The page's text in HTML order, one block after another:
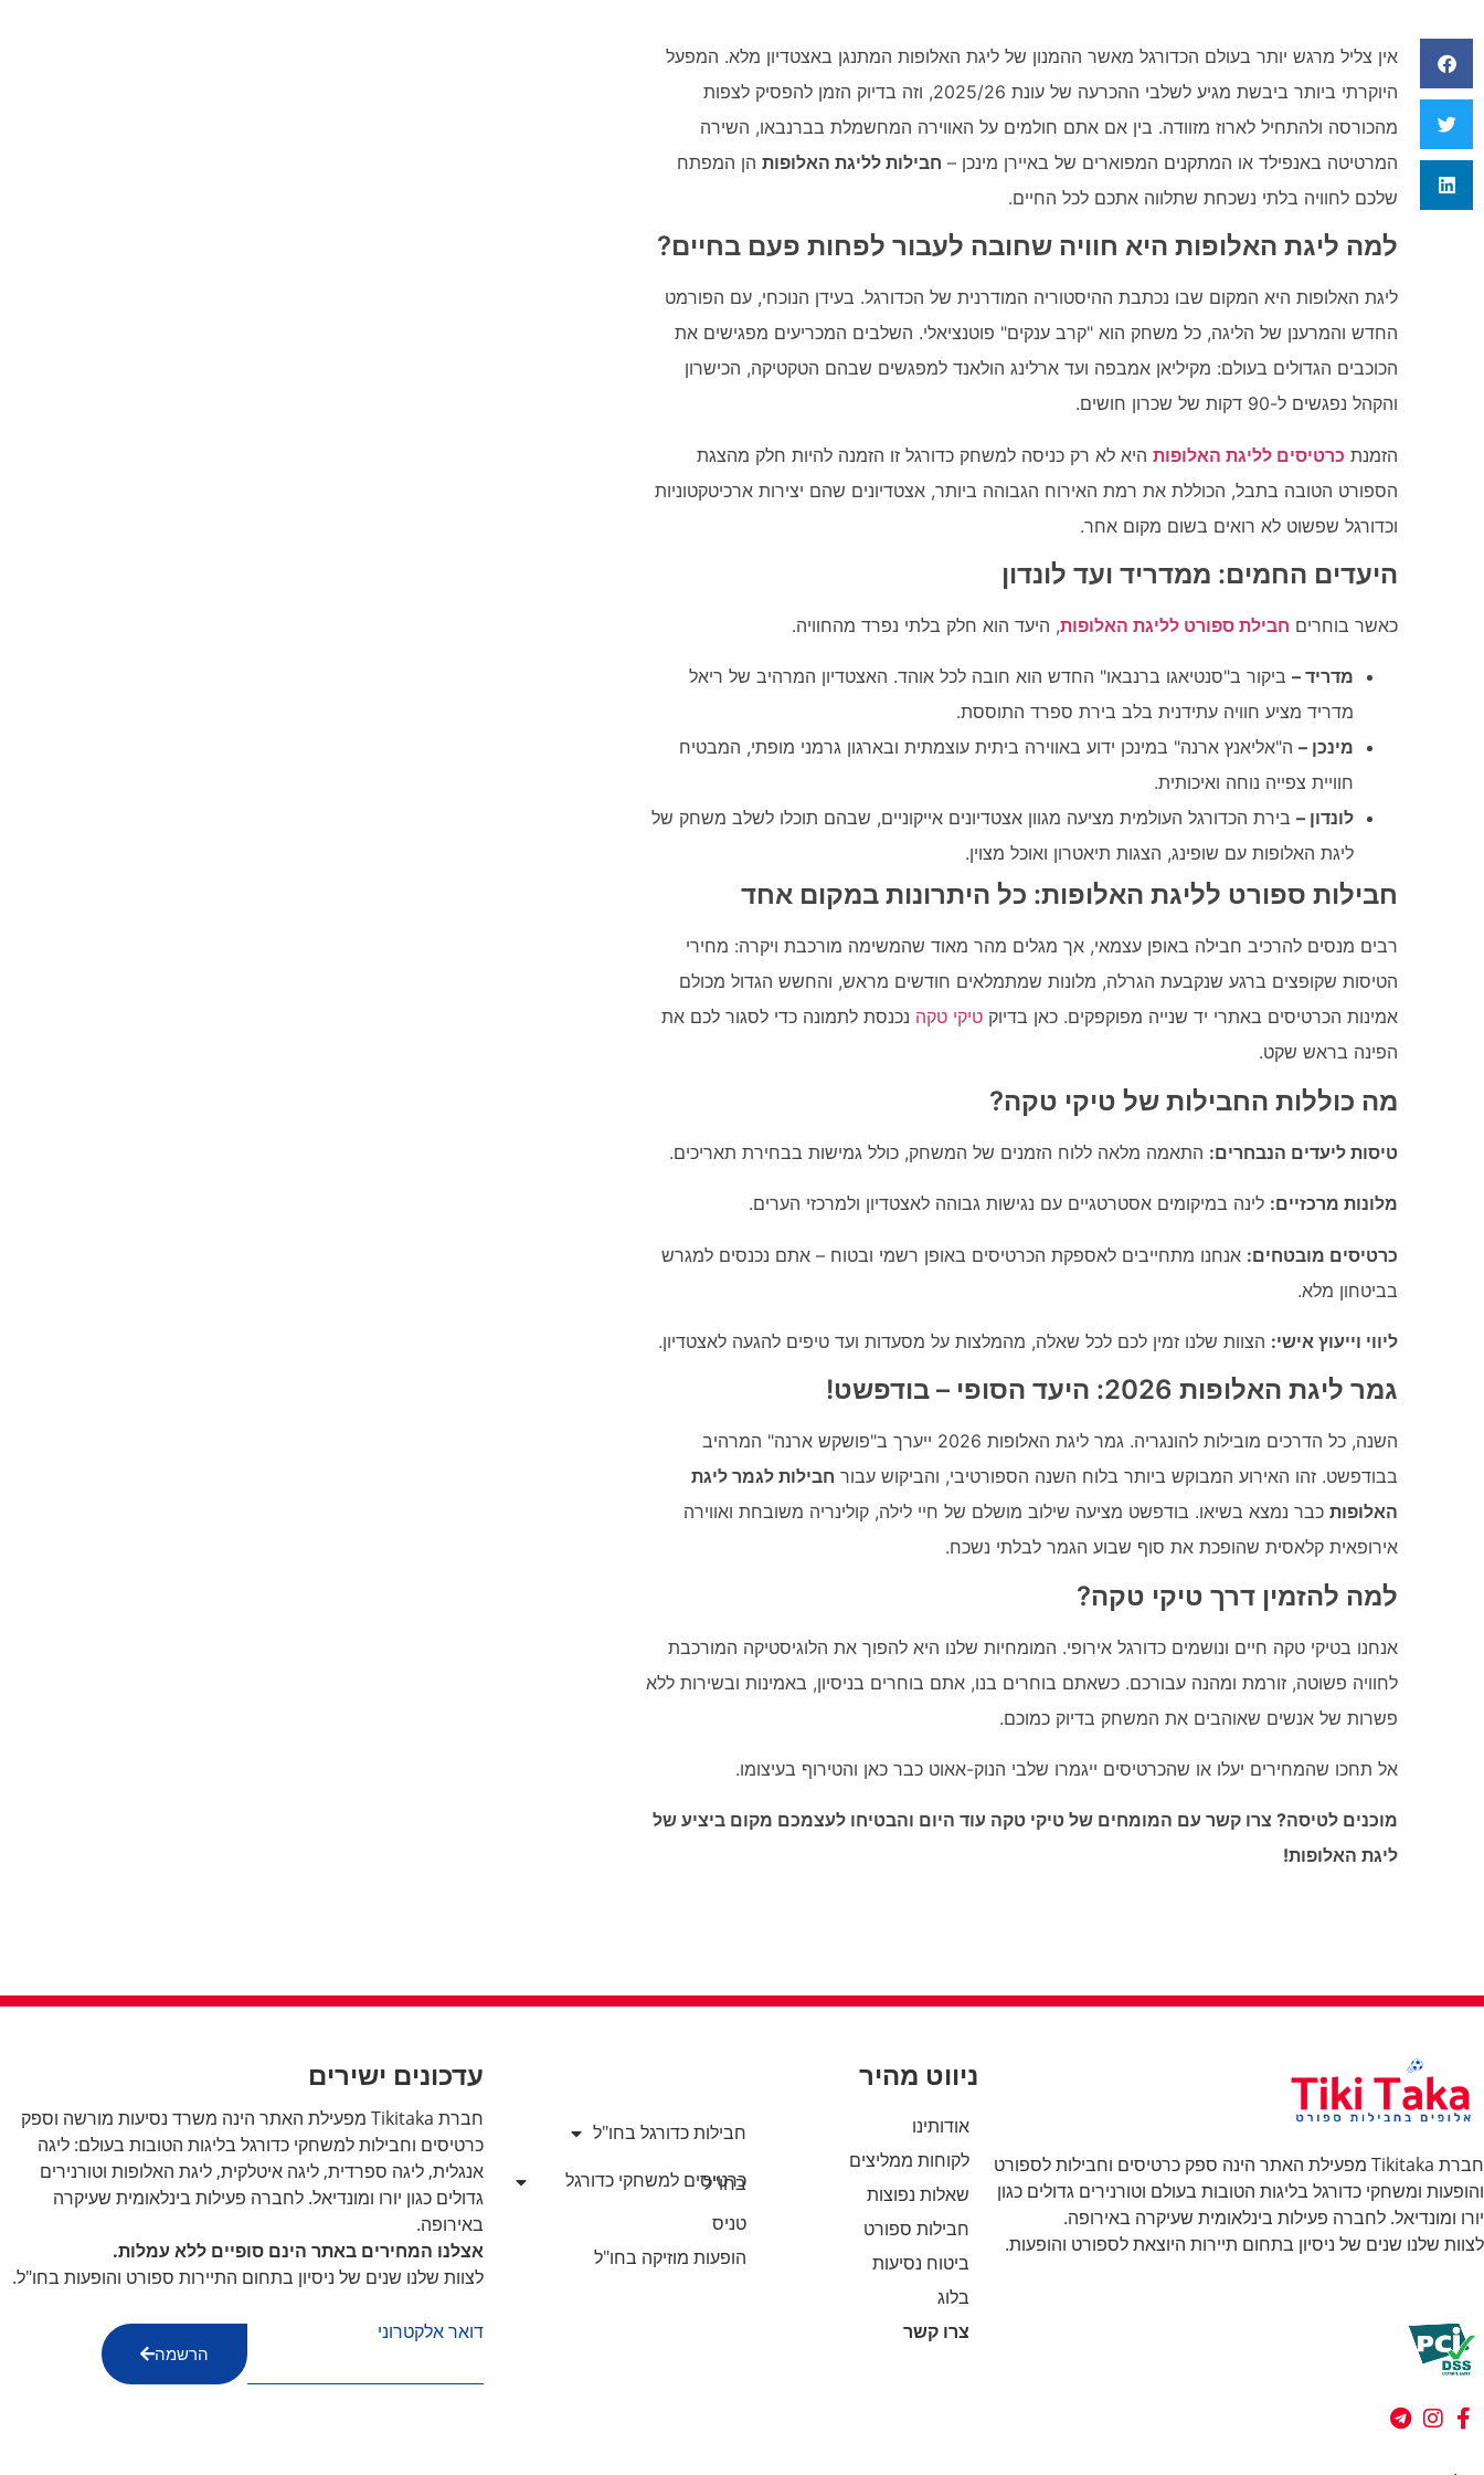
אין צליל מרגש יותר בעולם הכדורגל מאשר ההמנון של ליגת האלופות המתנגן באצטדיון מלא. המפעל
היוקרתי ביותר ביבשת מגיע לשלבי ההכרעה של עונת 2025/26, וזה בדיוק הזמן להפסיק לצפות
מהכורסה ולהתחיל לארוז מזוודה. בין אם אתם חולמים על האווירה המחשמלת בברנבאו, השירה
המרטיטה באנפילד או המתקנים המפוארים של באיירן מינכן – חבילות לליגת האלופות הן המפתח
שלכם לחוויה בלתי נשכחת שתלווה אתכם לכל החיים.
למה ליגת האלופות היא חוויה שחובה לעבור לפחות פעם בחיים?
ליגת האלופות היא המקום שבו נכתבת ההיסטוריה המודרנית של הכדורגל. בעידן הנוכחי, עם הפורמט
החדש והמרענן של הליגה, כל משחק הוא "קרב ענקים" פוטנציאלי. השלבים המכריעים מפגישים את
הכוכבים הגדולים בעולם: מקיליאן אמבפה ועד ארלינג הולאנד למפגשים שבהם הטקטיקה, הכישרון
והקהל נפגשים ל-90 דקות של שכרון חושים.
הזמנת כרטיסים לליגת האלופות היא לא רק כניסה למשחק כדורגל זו הזמנה להיות חלק מהצגת
הספורט הטובה בתבל, הכוללת את רמת האירוח הגבוהה ביותר, אצטדיונים שהם יצירות ארכיטקטוניות
וכדורגל שפשוט לא רואים בשום מקום אחר.
היעדים החמים: ממדריד ועד לונדון
כאשר בוחרים חבילת ספורט לליגת האלופות, היעד הוא חלק בלתי נפרד מהחוויה.
מדריד – ביקור ב"סנטיאגו ברנבאו" החדש הוא חובה לכל אוהד. האצטדיון המרהיב של ריאל
מדריד מציע חוויה עתידנית בלב בירת ספרד התוססת.
מינכן – ה"אליאנץ ארנה" במינכן ידוע באווירה ביתית עוצמתית ובארגון גרמני מופתי, המבטיח
חוויית צפייה נוחה ואיכותית.
לונדון – בירת הכדורגל העולמית מציעה מגוון אצטדיונים אייקוניים, שבהם תוכלו לשלב משחק של
ליגת האלופות עם שופינג, הצגות תיאטרון ואוכל מצוין.
חבילות ספורט לליגת האלופות: כל היתרונות במקום אחד
רבים מנסים להרכיב חבילה באופן עצמאי, אך מגלים מהר מאוד שהמשימה מורכבת ויקרה: מחירי
הטיסות שקופצים ברגע שנקבעת הגרלה, מלונות שמתמלאים חודשים מראש, והחשש הגדול מכולם
אמינות הכרטיסים באתרי יד שנייה מפוקפקים. כאן בדיוק טיקי טקה נכנסת לתמונה כדי לסגור לכם את
הפינה בראש שקט.
מה כוללות החבילות של טיקי טקה?
טיסות ליעדים הנבחרים: התאמה מלאה ללוח הזמנים של המשחק, כולל גמישות בבחירת תאריכים.
מלונות מרכזיים: לינה במיקומים אסטרטגיים עם נגישות גבוהה לאצטדיון ולמרכזי הערים.
כרטיסים מובטחים: אנחנו מתחייבים לאספקת הכרטיסים באופן רשמי ובטוח – אתם נכנסים למגרש
בביטחון מלא.
ליווי וייעוץ אישי: הצוות שלנו זמין לכם לכל שאלה, מהמלצות על מסעדות ועד טיפים להגעה לאצטדיון.
גמר ליגת האלופות 2026: היעד הסופי – בודפשט!
השנה, כל הדרכים מובילות להונגריה. גמר ליגת האלופות 2026 ייערך ב"פושקש ארנה" המרהיב
בבודפשט. זהו האירוע המבוקש ביותר בלוח השנה הספורטיבי, והביקוש עבור חבילות לגמר ליגת
האלופות כבר נמצא בשיאו. בודפשט מציעה שילוב מושלם של חיי לילה, קולינריה משובחת ואווירה
אירופאית קלאסית שהופכת את סוף שבוע הגמר לבלתי נשכח.
למה להזמין דרך טיקי טקה?
אנחנו בטיקי טקה חיים ונושמים כדורגל אירופי. המומחיות שלנו היא להפוך את הלוגיסטיקה המורכבת
לחוויה פשוטה, זורמת ומהנה עבורכם. כשאתם בוחרים בנו, אתם בוחרים בניסיון, באמינות ובשירות ללא
פשרות של אנשים שאוהבים את המשחק בדיוק כמוכם.
אל תחכו שהמחירים יעלו או שהכרטיסים ייגמרו שלבי הנוק-אאוט כבר כאן והטירוף בעיצומו.
מוכנים לטיסה? צרו קשר עם המומחים של טיקי טקה עוד היום והבטיחו לעצמכם מקום ביציע של
ליגת האלופות!
חברת Tikitaka מפעילת האתר הינה ספק כרטיסים וחבילות לספורט
והופעות ומשחקי כדורגל בליגות הטובות בעולם וטורנירים גדולים כגון
יורו ומונדיאל. לחברה פעילות בינלאומית שעיקרה באירופה.
לצוות שלנו שנים של ניסיון בתחום תיירות היוצאת לספורט והופעות.
ניווט מהיר
אודותינו
לקוחות ממליצים
שאלות נפוצות
חבילות ספורט
ביטוח נסיעות
בלוג
צרו קשר
חבילות כדורגל בחו"ל
כרטיסים למשחקי כדורגל
בחו"ל
טניס
הופעות מוזיקה בחו"ל
עדכונים ישירים
חברת Tikitaka מפעילת האתר הינה משרד נסיעות מורשה וספק
כרטיסים וחבילות למשחקי כדורגל בליגות הטובות בעולם: ליגה
אנגלית, ליגה ספרדית, ליגה איטלקית, ליגת האלופות וטורנירים
גדולים כגון יורו ומונדיאל. לחברה פעילות בינלאומית שעיקרה
באירופה.
אצלנו המחירים באתר הינם סופיים ללא עמלות.
לצוות שלנו שנים של ניסיון בתחום התיירות ספורט והופעות בחו"ל.
דואר אלקטרוני
הרשמה